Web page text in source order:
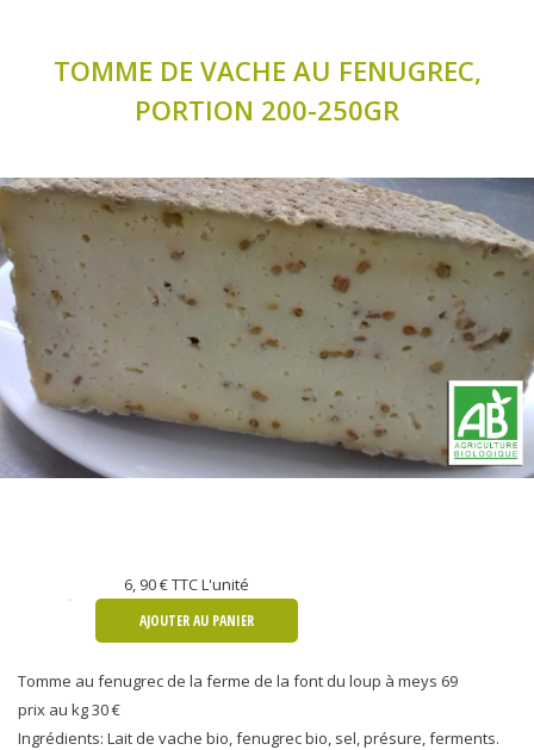
TOMME DE VACHE AU FENUGREC,
PORTION 200-250GR
6, 90 €TTC L'unité
AJOUTER AU PANIER
Tomme au fenugrec de la ferme de la font du loup à meys 69
prix au kg 30 €
Ingrédients: Lait de vache bio, fenugrec bio, sel, présure, ferments.